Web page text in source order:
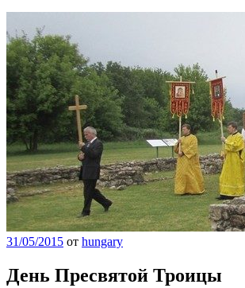
31/05/2015 от hungary
День Пресвятой Троицы